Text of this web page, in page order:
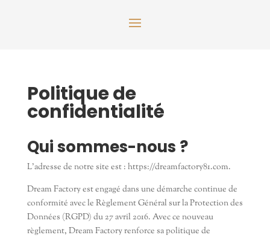
Politique de
confidentialité
Qui sommes-nous ?
L’adresse de notre site est : https://dreamfactory81.com.
Dream Factory est engagé dans une démarche continue de
conformité avec le Règlement Général sur la Protection des
Données (RGPD) du 27 avril 2016. Avec ce nouveau
règlement, Dream Factory renforce sa politique de